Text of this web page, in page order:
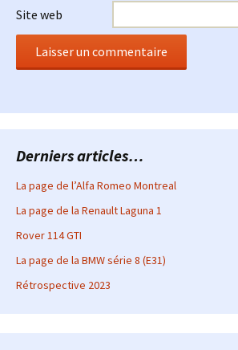
Site web
Derniers articles…
La page de l’Alfa Romeo Montreal
La page de la Renault Laguna 1
Rover 114 GTI
La page de la BMW série 8 (E31)
Rétrospective 2023